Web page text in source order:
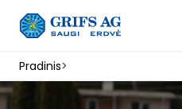
Pradinis>